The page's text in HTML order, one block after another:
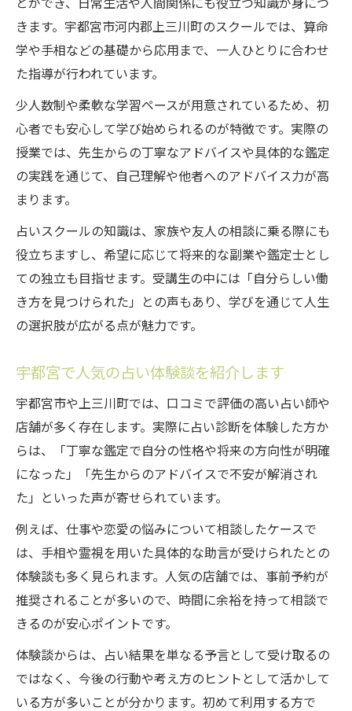
とができ、日常生活や人間関係にも役立つ知識が身につ
きます。宇都宮市河内郡上三川町のスクールでは、算命
学や手相などの基礎から応用まで、一人ひとりに合わせ
た指導が行われています。
少人数制や柔軟な学習ペースが用意されているため、初
心者でも安心して学び始められるのが特徴です。実際の
授業では、先生からの丁寧なアドバイスや具体的な鑑定
の実践を通じて、自己理解や他者へのアドバイス力が高
まります。
占いスクールの知識は、家族や友人の相談に乗る際にも
役立ちますし、希望に応じて将来的な副業や鑑定士とし
ての独立も目指せます。受講生の中には「自分らしい働
き方を見つけられた」との声もあり、学びを通じて人生
の選択肢が広がる点が魅力です。
宇都宮で人気の占い体験談を紹介します
宇都宮市や上三川町では、口コミで評価の高い占い師や
店舗が多く存在します。実際に占い診断を体験した方か
らは、「丁寧な鑑定で自分の性格や将来の方向性が明確
になった」「先生からのアドバイスで不安が解消され
た」といった声が寄せられています。
例えば、仕事や恋愛の悩みについて相談したケースで
は、手相や霊視を用いた具体的な助言が受けられたとの
体験談も多く見られます。人気の店舗では、事前予約が
推奨されることが多いので、時間に余裕を持って相談で
きるのが安心ポイントです。
体験談からは、占い結果を単なる予言として受け取るの
ではなく、今後の行動や考え方のヒントとして活かして
いる方が多いことが分かります。初めて利用する方で